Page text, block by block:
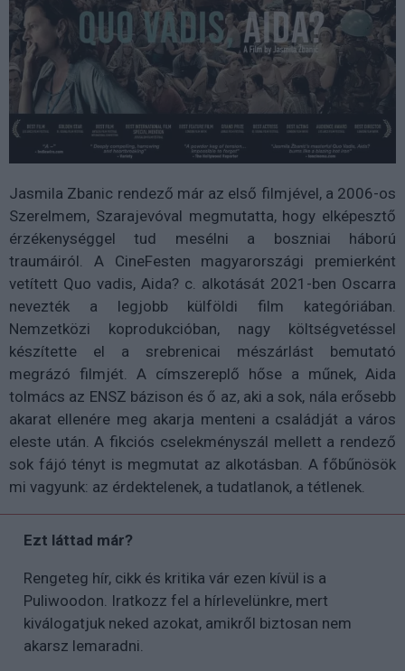
Jasmila Zbanic rendező már az első filmjével, a 2006-os
Szerelmem, Szarajevóval megmutatta, hogy elképesztő
érzékenységgel tud mesélni a boszniai háború
traumáiról. A CineFesten magyarországi premierként
vetített Quo vadis, Aida? c. alkotását 2021-ben Oscarra
nevezték a legjobb külföldi film kategóriában.
Nemzetközi koprodukcióban, nagy költségvetéssel
készítette el a srebrenicai mészárlást bemutató
megrázó filmjét. A címszereplő hőse a műnek, Aida
tolmács az ENSZ bázison és ő az, aki a sok, nála erősebb
akarat ellenére meg akarja menteni a családját a város
eleste után. A fikciós cselekményszál mellett a rendező
sok fájó tényt is megmutat az alkotásban. A főbűnösök
mi vagyunk: az érdektelenek, a tudatlanok, a tétlenek.
Ezt láttad már?
Rengeteg hír, cikk és kritika vár ezen kívül is a
Puliwoodon. Iratkozz fel a hírlevelünkre, mert
kiválogatjuk neked azokat, amikről biztosan nem
akarsz lemaradni.